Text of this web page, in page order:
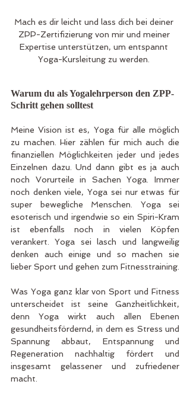
Mach es dir leicht und lass dich bei deiner
ZPP-Zertifizierung von mir und meiner
Expertise unterstützen, um entspannt
Yoga-Kursleitung zu werden.
Warum du als Yogalehrperson den ZPP-
Schritt gehen solltest
Meine Vision ist es, Yoga für alle möglich
zu machen. Hier zählen für mich auch die
finanziellen Möglichkeiten jeder und jedes
Einzelnen dazu. Und dann gibt es ja auch
noch Vorurteile in Sachen Yoga. Immer
noch denken viele, Yoga sei nur etwas für
super bewegliche Menschen. Yoga sei
esoterisch und irgendwie so ein Spiri-Kram
ist ebenfalls noch in vielen Köpfen
verankert. Yoga sei lasch und langweilig
denken auch einige und so machen sie
lieber Sport und gehen zum Fitnesstraining.
Was Yoga ganz klar von Sport und Fitness
unterscheidet ist seine Ganzheitlichkeit,
denn Yoga wirkt auch allen Ebenen
gesundheitsfördernd, in dem es Stress und
Spannung abbaut, Entspannung und
Regeneration nachhaltig fördert und
insgesamt gelassener und zufriedener
macht.